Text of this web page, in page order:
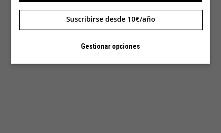
Suscribirse desde 10€/año
Gestionar opciones